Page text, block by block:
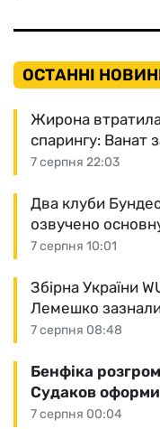
ОСТАННІ
7 серпня 22:03
Жирона
спарингу: Ванат
7 серпня 10:01
Два клуби
озвучено
7 серпня 08:48
Збірна України
Лемешко
7 серпня 00:04
Бенфіка
Судаков